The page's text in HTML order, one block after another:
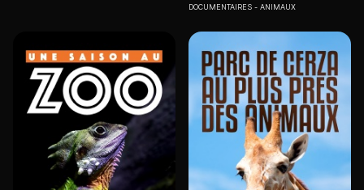
DOCUMENTAIRES ANIMAUX